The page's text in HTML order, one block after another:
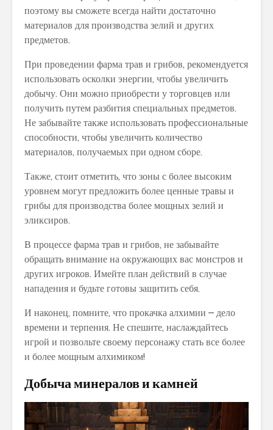
поэтому вы сможете всегда найти достаточно
материалов для производства зелий и других
предметов.
При проведении фарма трав и грибов, рекомендуется
использовать осколки энергии, чтобы увеличить
добычу. Они можно приобрести у торговцев или
получить путем разбития специальных предметов.
Не забывайте также использовать профессиональные
способности, чтобы увеличить количество
материалов, получаемых при одном сборе.
Также, стоит отметить, что зоны с более высоким
уровнем могут предложить более ценные травы и
грибы для производства более мощных зелий и
эликсиров.
В процессе фарма трав и грибов, не забывайте
обращать внимание на окружающих вас монстров и
других игроков. Имейте план действий в случае
нападения и будьте готовы защитить себя.
И наконец, помните, что прокачка алхимии – дело
времени и терпения. Не спешите, наслаждайтесь
игрой и позвольте своему персонажу стать все более
и более мощным алхимиком!
Добыча минералов и камней